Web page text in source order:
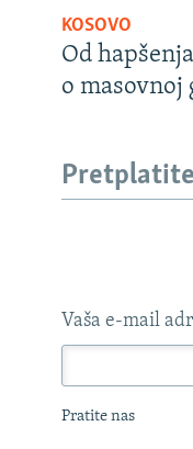
KOSOVO
Od
o masovnoj
Vaša e-mail
Pratite nas